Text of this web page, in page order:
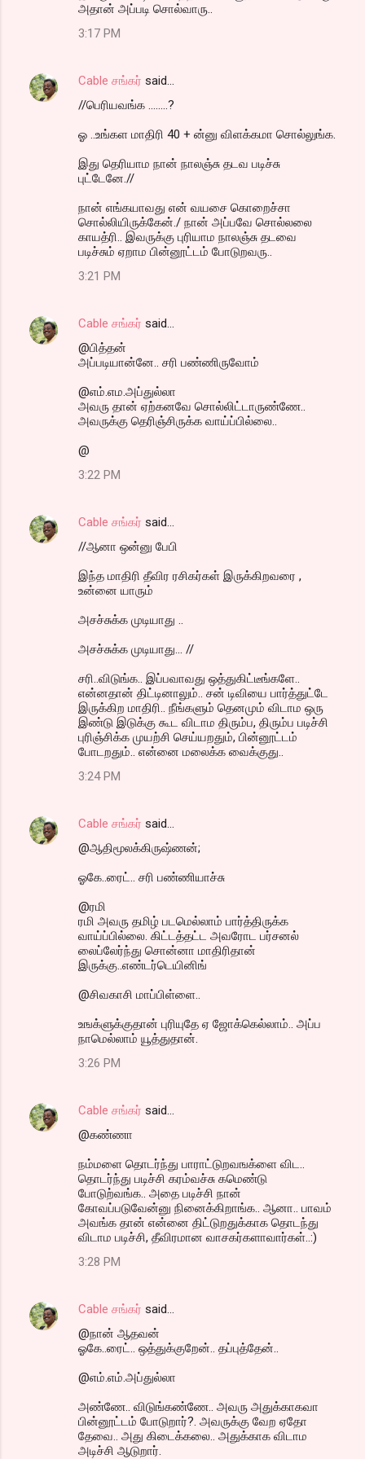
அதான் அப்படி சொல்வாரு..
3:17 PM
Cable சங்கர் said…
//பெரியவங்க ........?
ஓ ..உங்கள மாதிரி 40 + ன்னு விளக்கமா சொல்லுங்க.
இது தெரியாம நான் நாலஞ்சு தடவ படிச்சு
புட்டேனே.//
நான் எங்கயாவது என் வயசை கொறைச்சா
சொல்லியிருக்கேன்./ நான் அப்பவே சொல்லலை
காயத்ரி.. இவருக்கு புரியாம நாலஞ்சு தடவை
படிச்சும் ஏறாம பின்னூட்டம் போடுறவரு..
3:21 PM
Cable சங்கர் said…
@பித்தன்
அப்படியான்னே.. சரி பண்ணிருவோம்
@எம்.எம.அப்துல்லா
அவரு தான் ஏற்கனவே சொல்லிட்டாருண்ணே..
அவருக்கு தெரிஞ்சிருக்க வாய்ப்பில்லை..
@
3:22 PM
Cable சங்கர் said…
//ஆனா ஒன்னு பேபி
இந்த மாதிரி தீவிர ரசிகர்கள் இருக்கிறவரை ,
உன்னை யாரும்
அசச்சுக்க முடியாது ..
அசச்சுக்க முடியாது... //
சரி..விடுங்க.. இப்பவாவது ஒத்துகிட்டீங்களே..
என்னதான் திட்டினாலும்.. சன் டிவியை பார்த்துட்டே
இருக்கிற மாதிரி.. நீங்களும் தெனமும் விடாம ஒரு
இண்டு இடுக்கு கூட விடாம திரும்ப, திரும்ப படிச்சி
புரிஞ்சிக்க முயற்சி செய்யறதும், பின்னூட்டம்
போடறதும்.. என்னை மலைக்க வைக்குது..
3:24 PM
Cable சங்கர் said…
@ஆதிமூலக்கிருஷ்ணன்;
ஓகே..ரைட்.. சரி பண்ணியாச்சு
@ரமி
ரமி அவரு தமிழ் படமெல்லாம் பார்த்திருக்க
வாய்ப்பில்லை. கிட்டத்தட்ட அவரோட பர்சனல்
லைப்லேர்ந்து சொன்னா மாதிரிதான்
இருக்கு..எண்டர்டெயினிங்
@சிவகாசி மாப்பிள்ளை..
உஙக்ளுக்குதான் புரியுதே ஏ ஜோக்கெல்லாம்.. அப்ப
நாமெல்லாம் யூத்துதான்.
3:26 PM
Cable சங்கர் said…
@கண்ணா
நம்மளை தொடர்ந்து பாராட்டுறவஙக்ளை விட..
தொடர்ந்து படிச்சி கரம்வச்சு கமெண்டு
போடுற்வங்க.. அதை படிச்சி நான்
கோவப்படுவேன்னு நினைக்கிறாங்க.. ஆனா.. பாவம்
அவங்க தான் என்னை திட்டுறதுக்காக தொடந்து
விடாம படிச்சி, தீவிரமான வாசகர்களாவார்கள்..:)
3:28 PM
Cable சங்கர் said…
@நான் ஆதவன்
ஓகே..ரைட்.. ஒத்துக்குறேன்.. தப்புத்தேன்..
@எம்.எம்.அப்துல்லா
அண்ணே.. விடுங்கண்ணே.. அவரு அதுக்காகவா
பின்னூட்டம் போடுறார்?. அவருக்கு வேற ஏதோ
தேவை.. அது கிடைக்கலை.. அதுக்காக விடாம
அடிச்சி ஆடுறார்.